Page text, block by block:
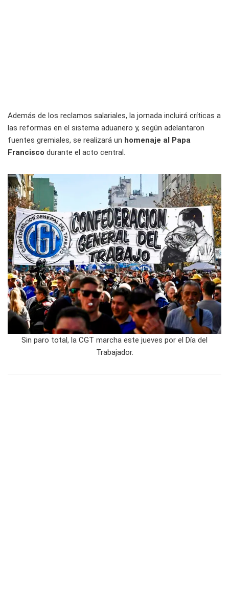
Además de los reclamos salariales, la jornada incluirá críticas a
las reformas en el sistema aduanero y, según adelantaron
fuentes gremiales, se realizará un homenaje al Papa
Francisco durante el acto central.
Sin paro total, la CGT marcha este jueves por el Día del
Trabajador.